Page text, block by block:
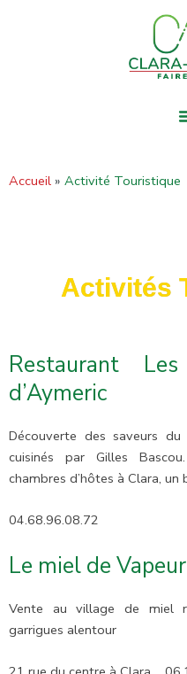
Accueil Activité Touristique
Activités
Restaurant
d’Aymeric
Découverte des saveurs
cuisinés par Gilles
chambres d’hôtes à Clara,
04.68.96.08.72
Le miel de Vapeur
Vente au village de miel
garrigues alentour